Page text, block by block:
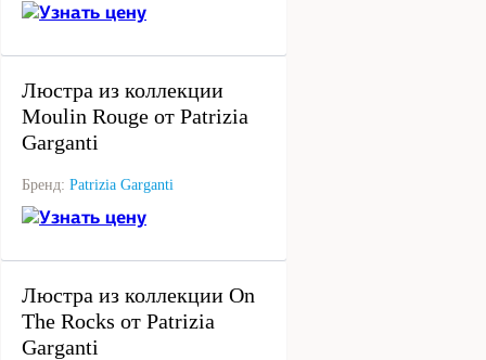
Узнать цену
Люстра из коллекции
Moulin Rouge от Patrizia
Garganti
Бренд: Patrizia Garganti
Узнать цену
Люстра из коллекции On
The Rocks от Patrizia
Garganti